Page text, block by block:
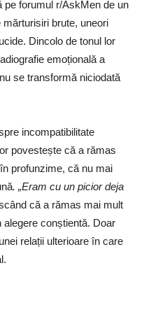
pe forumul r/AskMen de un
brute, uneori
Dincolo de tonul lor
emoțională a
se transformă niciodată
incompatibilitate
povestește că a rămas
profunzime, că nu mai
. „Eram cu un picior deja
că a rămas mai mult
conștientă. Doar
relații ulterioare în care